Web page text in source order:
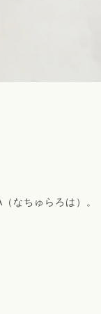
なちゅらろは）。